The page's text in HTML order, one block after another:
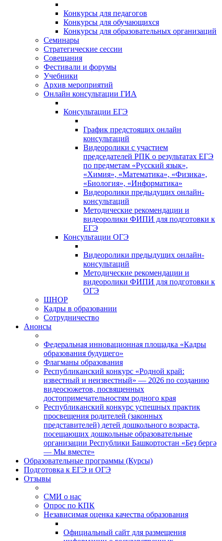
Конкурсы для педагогов
Конкурсы для обучающихся
Конкурсы для образовательных организаций
Семинары
Стратегические сессии
Совещания
Фестивали и форумы
Учебники
Архив мероприятий
Онлайн консультации ГИА
Консультации ЕГЭ
График предстоящих онлайн
консультаций
Видеоролики с участием
председателей РПК о результатах ЕГЭ
по предметам «Русский язык»,
«Химия», «Математика», «Физика»,
«Биология», «Информатика»
Видеоролики предыдущих онлайн-
консультаций
Методические рекомендации и
видеоролики ФИПИ для подготовки к
ЕГЭ
Консультации ОГЭ
Видеоролики предыдущих онлайн-
консультаций
Методические рекомендации и
видеоролики ФИПИ для подготовки к
ОГЭ
ШНОР
Кадры в образовании
Сотрудничество
Анонсы
Федеральная инновационная площадка «Кадры
образования будущего»
Флагманы образования
Республиканский конкурс «Родной край:
известный и неизвестный» — 2026 по созданию
видеосюжетов, посвященных
достопримечательностям родного края
Республиканский конкурс успешных практик
просвещения родителей (законных
представителей) детей дошкольного возраста,
посещающих дошкольные образовательные
организации Республики Башкортостан «Беҙ бергә
— Мы вместе»
Образовательные программы (Курсы)
Подготовка к ЕГЭ и ОГЭ
Отзывы
СМИ о нас
Опрос по КПК
Независимая оценка качества образования
Официальный сайт для размещения